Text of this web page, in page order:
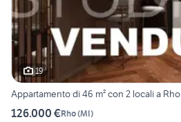
19
Appartamento di 46 m² con 2 locali a Rho
126.000 €Rho(MI)